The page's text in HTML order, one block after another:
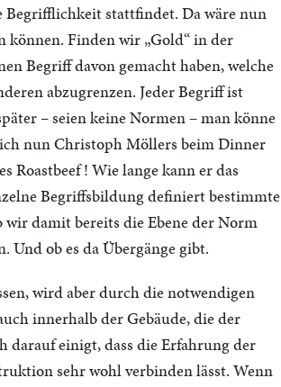
Begrifflichkeit stattfindet. Da wäre nun
können. Finden wir „Gold“ in der
Begriff davon gemacht haben, welche
abzugrenzen. Jeder Begriff ist
– seien keine Normen – man könne
ich nun Christoph Möllers beim Dinner
Roastbeef ! Wie lange kann er das
Begriffsbildung definiert bestimmte
wir damit bereits die Ebene der Norm
Und ob es da Übergänge gibt.
wird aber durch die notwendigen
innerhalb der Gebäude, die der
einigt, dass die Erfahrung der
sehr wohl verbinden lässt. Wenn